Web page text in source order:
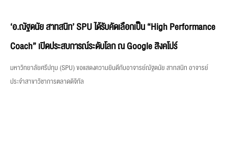
‘อ.ณัฐดนัย สาทสนิท’ SPU ได้รับคัดเลือกเป็น “High Performance
Coach” เปิดประสบการณ์ระดับโลก ณ Google สิงคโปร์
มหาวิทยาลัยศรีปทุม (SPU) ขอแสดงความยินดีกับอาจารย์ณัฐดนัย สาทสนิท อาจารย์
ประจำสาขาวิชาการตลาดดิจิทัล